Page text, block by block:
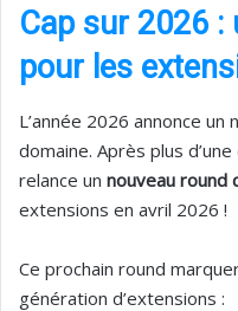
Cap sur 2026 :
pour les
L’année 2026 annonce
domaine. Après plus
relance un nouveau round
extensions en avril 2026 !
Ce prochain round
génération d’extensions :